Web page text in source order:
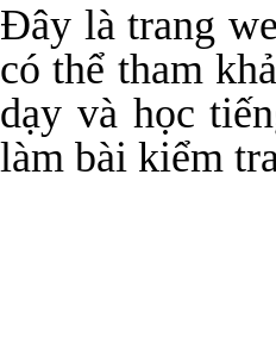
Đây là trang
có thể tham
dạy và học
làm bài kiểm